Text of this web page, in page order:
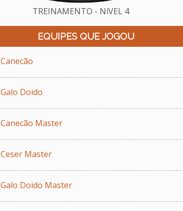
TREINAMENTO - NíVEL 4
EQUIPES QUE JOGOU
Canecão
Galo Doido
Canecão Master
Ceser Master
Galo Doido Master